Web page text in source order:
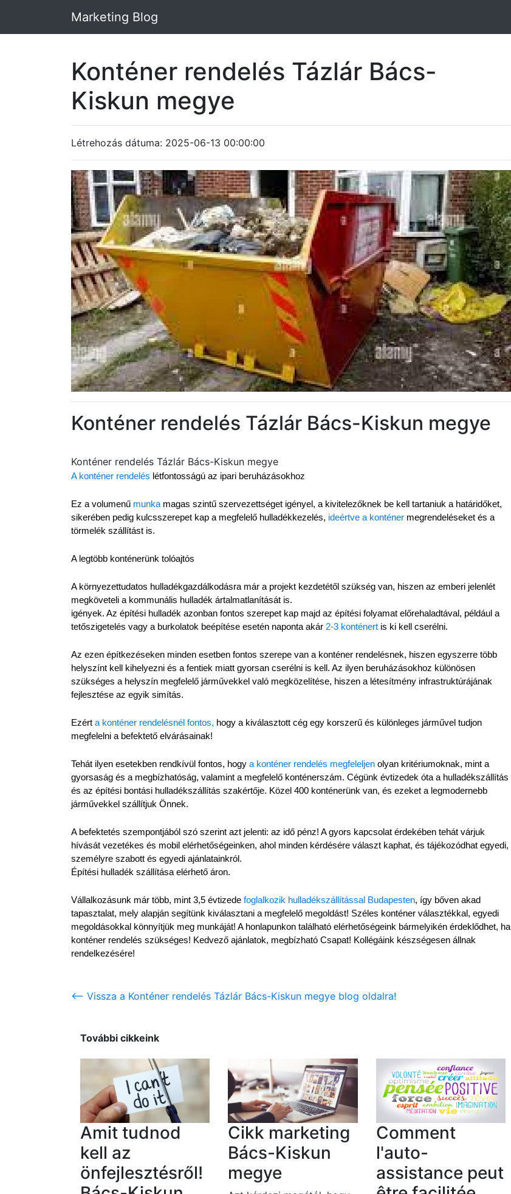
Marketing Blog
Konténer rendelés Tázlár Bács-
Kiskun megye
Létrehozás dátuma: 2025-06-13 00:00:00
Konténer rendelés Tázlár Bács-Kiskun megye
Konténer rendelés Tázlár Bács-Kiskun megye
A konténer rendelés létfontosságú az ipari beruházásokhoz
Ez a volumenű munka magas szintű szervezettséget igényel, a kivitelezőknek be kell tartaniuk a határidőket,
sikerében pedig kulcsszerepet kap a megfelelő hulladékkezelés, ideértve a konténer megrendeléseket és a
törmelék szállítást is.
A legtöbb konténerünk tolóajtós
A környezettudatos hulladékgazdálkodásra már a projekt kezdetétől szükség van, hiszen az emberi jelenlét
megköveteli a kommunális hulladék ártalmatlanítását is.
igények. Az építési hulladék azonban fontos szerepet kap majd az építési folyamat előrehaladtával, például a
tetőszigetelés vagy a burkolatok beépítése esetén naponta akár 2-3 konténert is ki kell cserélni.
Az ezen építkezéseken minden esetben fontos szerepe van a konténer rendelésnek, hiszen egyszerre több
helyszínt kell kihelyezni és a fentiek miatt gyorsan cserélni is kell. Az ilyen beruházásokhoz különösen
szükséges a helyszín megfelelő járművekkel való megközelítése, hiszen a létesítmény infrastruktúrájának
fejlesztése az egyik simítás.
Ezért a konténer rendelésnél fontos, hogy a kiválasztott cég egy korszerű és különleges járművel tudjon
megfelelni a befektető elvárásainak!
Tehát ilyen esetekben rendkívül fontos, hogy a konténer rendelés megfeleljen olyan kritériumoknak, mint a
gyorsaság és a megbízhatóság, valamint a megfelelő konténerszám. Cégünk évtizedek óta a hulladékszállítás
és az építési bontási hulladékszállítás szakértője. Közel 400 konténerünk van, és ezeket a legmodernebb
járművekkel szállítjuk Önnek.
A befektetés szempontjából szó szerint azt jelenti: az idő pénz! A gyors kapcsolat érdekében tehát várjuk
hívását vezetékes és mobil elérhetőségeinken, ahol minden kérdésére választ kaphat, és tájékozódhat egyedi,
személyre szabott és egyedi ajánlatainkról.
Építési hulladék szállítása elérhető áron.
Vállalkozásunk már több, mint 3,5 évtizede foglalkozik hulladékszállítással Budapesten, így bőven akad
tapasztalat, mely alapján segítünk kiválasztani a megfelelő megoldást! Széles konténer választékkal, egyedi
megoldásokkal könnyítjük meg munkáját! A honlapunkon található elérhetőségeink bármelyikén érdeklődhet, ha
konténer rendelés szükséges! Kedvező ajánlatok, megbízható Csapat! Kollégáink készségesen állnak
rendelkezésére!
<-- Vissza a Konténer rendelés Tázlár Bács-Kiskun megye blog oldalra!
További cikkeink
Amit tudnod
kell az
önfejlesztésről!
Cikk marketing
Bács-Kiskun
megye
Comment
l'auto-
assistance peut